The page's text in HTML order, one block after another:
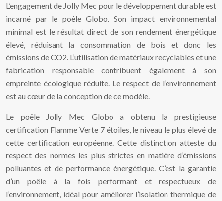
L’engagement de Jolly Mec pour le développement durable est
incarné par le poêle Globo. Son impact environnemental
minimal est le résultat direct de son rendement énergétique
élevé, réduisant la consommation de bois et donc les
émissions de CO2. L’utilisation de matériaux recyclables et une
fabrication responsable contribuent également à son
empreinte écologique réduite. Le respect de l’environnement
est au cœur de la conception de ce modèle.
Le poêle Jolly Mec Globo a obtenu la prestigieuse
certification Flamme Verte 7 étoiles, le niveau le plus élevé de
cette certification européenne. Cette distinction atteste du
respect des normes les plus strictes en matière d’émissions
polluantes et de performance énergétique. C’est la garantie
d’un poêle à la fois performant et respectueux de
l’environnement, idéal pour améliorer l’isolation thermique de